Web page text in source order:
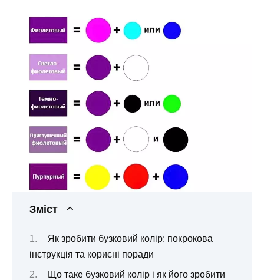
Зміст
Як зробити бузковий колір: покрокова
інструкція та корисні поради
Що таке бузковий колір і як його зробити